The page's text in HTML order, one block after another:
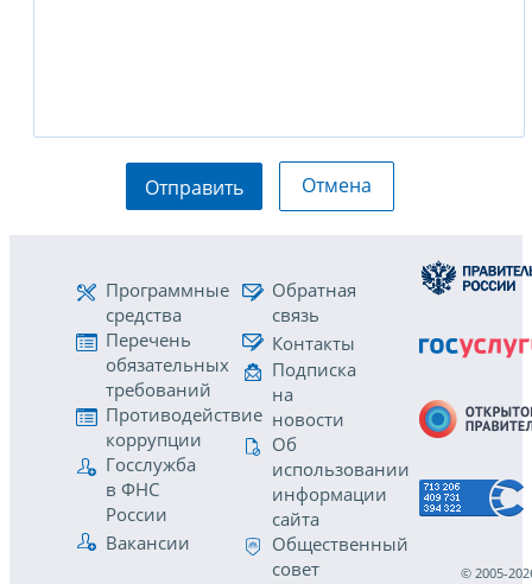
Отправить Отмена
Программные
средства
Перечень
обязательных
требований
Противодействие
коррупции
Госслужба
в ФНС
России
Вакансии
Обратная
связь
Контакты
Подписка
на
новости
Об
использовании
информации
сайта
Общественный
совет
© 2005-